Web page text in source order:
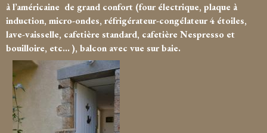
à l’américaine de grand confort (four électrique, plaque à
induction, micro-ondes, réfrigérateur-congélateur 4 étoiles,
lave-vaisselle, cafetière standard, cafetière Nespresso et
bouilloire, etc... ), balcon avec vue sur baie.